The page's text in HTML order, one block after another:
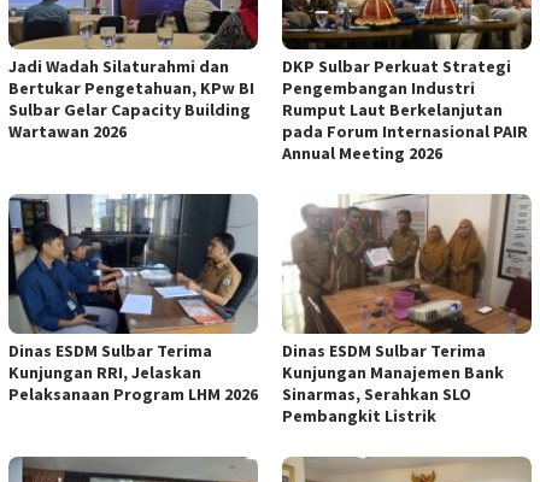
Jadi Wadah Silaturahmi dan
Bertukar Pengetahuan, KPw BI
Sulbar Gelar Capacity Building
Wartawan 2026
DKP Sulbar Perkuat Strategi
Pengembangan Industri
Rumput Laut Berkelanjutan
pada Forum Internasional PAIR
Annual Meeting 2026
Dinas ESDM Sulbar Terima
Kunjungan RRI, Jelaskan
Pelaksanaan Program LHM 2026
Dinas ESDM Sulbar Terima
Kunjungan Manajemen Bank
Sinarmas, Serahkan SLO
Pembangkit Listrik